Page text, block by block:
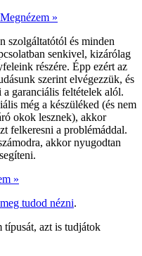
Megnézem »
szolgáltatótól és minden
senkivel, kizárólag
részére. Épp ezért az
szerint elvégezzük, és
garanciális feltételek alól.
még a készüléked (és nem
okok lesznek), akkor
felkeresni a problémáddal.
akkor nyugodtan
»
tudod nézni.
típusát, azt is tudjátok